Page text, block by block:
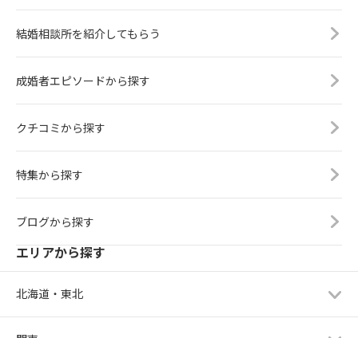
結婚相談所を紹介してもらう
成婚者エピソードから探す
クチコミから探す
特集から探す
ブログから探す
エリアから探す
北海道・東北